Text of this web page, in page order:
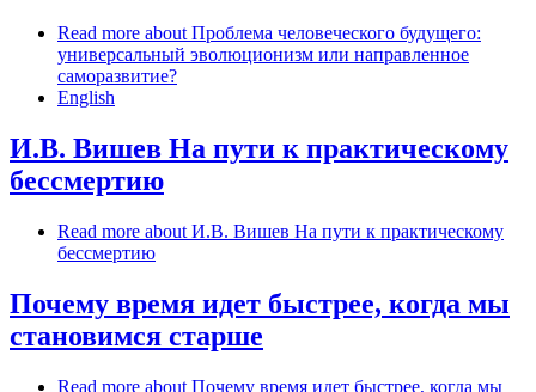
Read more about Проблема человеческого будущего:
универсальный эволюционизм или направленное
саморазвитие?
English
И.В. Вишев На пути к практическому
бессмертию
Read more about И.В. Вишев На пути к практическому
бессмертию
Почему время идет быстрее, когда мы
становимся старше
Read more about Почему время идет быстрее, когда мы